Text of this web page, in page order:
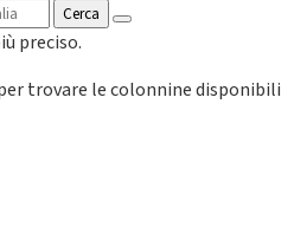
Cerca
preciso.
trovare le colonnine disponibili